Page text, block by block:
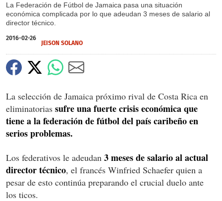
La Federación de Fútbol de Jamaica pasa una situación
económica complicada por lo que adeudan 3 meses de salario al
director técnico.
2016-02-26
JEISON SOLANO
La selección de Jamaica próximo rival de Costa Rica en
eliminatorias sufre una fuerte crisis económica que
tiene a la federación de fútbol del país caribeño en
serios problemas.
Los federativos le adeudan 3 meses de salario al actual
director técnico, el francés Winfried Schaefer quien a
pesar de esto continúa preparando el crucial duelo ante
los ticos.